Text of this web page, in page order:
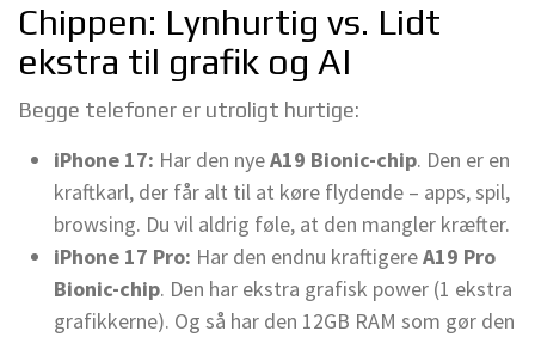
Chippen: Lynhurtig vs. Lidt
ekstra til grafik og AI
Begge telefoner er utroligt hurtige:
iPhone 17: Har den nyeA19 Bionic-chip. Den er en
kraftkarl, der får alt til at køre flydende – apps, spil,
browsing. Du vil aldrig føle, at den mangler kræfter.
iPhone 17 Pro: Har den endnu kraftigereA19 Pro
Bionic-chip. Den har ekstra grafisk power (1 ekstra
grafikkerne). Og så har den 12GB RAM som gør den